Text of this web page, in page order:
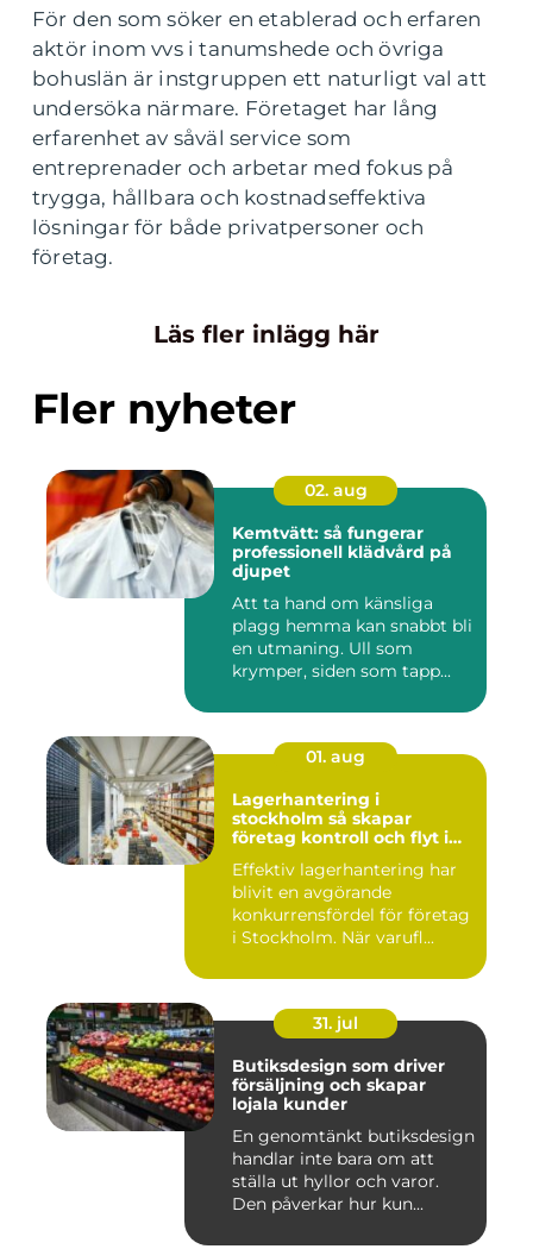
För den som söker en etablerad och erfaren
aktör inom vvs i tanumshede och övriga
bohuslän är instgruppen ett naturligt val att
undersöka närmare. Företaget har lång
erfarenhet av såväl service som
entreprenader och arbetar med fokus på
trygga, hållbara och kostnadseffektiva
lösningar för både privatpersoner och
företag.
Läs fler inlägg här
Fler nyheter
02. aug
Kemtvätt: så fungerar
professionell klädvård på
djupet
Att ta hand om känsliga
plagg hemma kan snabbt bli
en utmaning. Ull som
krymper, siden som tapp...
01. aug
Lagerhantering i
stockholm så skapar
företag kontroll och flyt i
Effektiv lagerhantering har
blivit en avgörande
konkurrensfördel för företag
i Stockholm. När varufl...
31. jul
Butiksdesign som driver
försäljning och skapar
lojala kunder
En genomtänkt butiksdesign
handlar inte bara om att
ställa ut hyllor och varor.
Den påverkar hur kun...